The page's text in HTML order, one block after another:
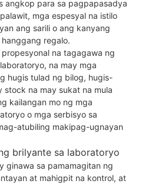
angkop para sa pagpapasadya
mga espesyal na istilo
ang sarili o ang kanyang
regalo.
na tagagawa ng
na may mga
hugis tulad ng bilog, hugis-
stock na may sukat na mula
kailangan mo ng mga
o mga serbisyo sa
atubiling makipag-ugnayan
brilyante sa laboratoryo
ginawa sa pamamagitan ng
at mahigpit na kontrol, at